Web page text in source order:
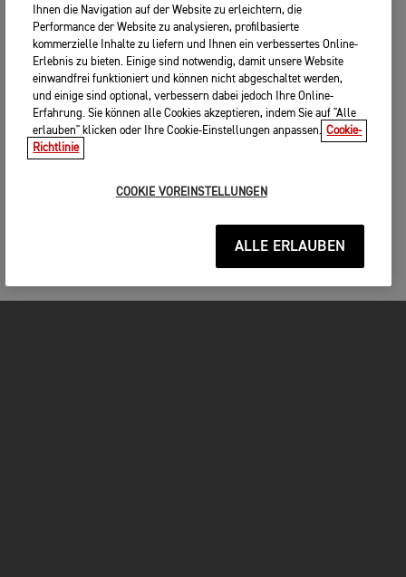
Ihnen die Navigation auf der Website zu erleichtern, die
Performance der Website zu analysieren, profilbasierte
kommerzielle Inhalte zu liefern und Ihnen ein verbessertes Online-
Erlebnis zu bieten. Einige sind notwendig, damit unsere Website
einwandfrei funktioniert und können nicht abgeschaltet werden,
und einige sind optional, verbessern dabei jedoch Ihre Online-
Erfahrung. Sie können alle Cookies akzeptieren, indem Sie auf "Alle
erlauben" klicken oder Ihre Cookie-Einstellungen anpassen. Cookie-
Richtlinie
COOKIE VOREINSTELLUNGEN
ALLE ERLAUBEN